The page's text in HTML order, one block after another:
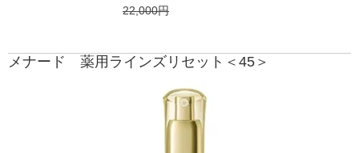
22,000円
メナード 薬用ラインズリセット＜45＞